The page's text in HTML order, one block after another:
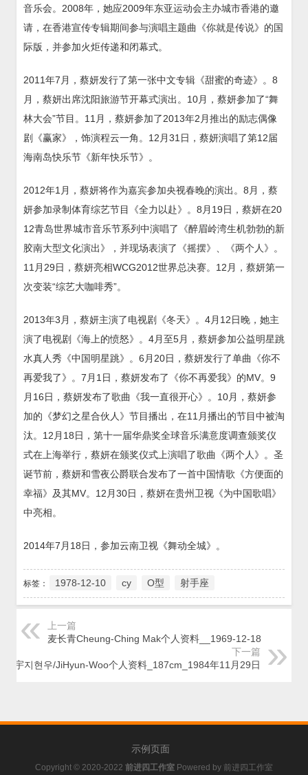
音乐会。2008年，她应2009年东亚运动会主办城市香港的邀
请，在香港宣传专辑期间参与演唱主题曲《你就是传说》的国
际版，并参加火炬传递和闭幕式。
2011年7月，蔡妍发行了第一张中文专辑《甜蜜的奇迹》。8
月，蔡妍出席沈阳旅游节开幕式演出。10月，蔡妍参加了“舞
林大会”节目。11月，蔡妍参加了2013年2月推出的励志偶像
剧《赢家》，饰演程云一角。12月31日，蔡妍演唱了第12届
海南岛快乐节《新年快乐节》。
2012年1月，蔡妍将作为嘉宾参加央视春晚的演出。8月，蔡
妍参加录制体育综艺节目《全力以赴》。8月19日，蔡妍在20
12青岛世界城市音乐节系列中演唱了《醉眉岭湾生机勃勃的新
胶南大型文化演出》，并现场表演了《摇摆》、《两个人》。
11月29日，蔡妍亮相WCG2012世界总决赛。12月，蔡妍第一
次变装“综艺大咖啡秀”。
2013年3月，蔡妍主演了电视剧《冬天》。4月12日晚，她主
演了电视剧《海上的愤怒》。4月至5月，蔡妍参加公益明星跳
水真人秀《中国明星跳》。6月20日，蔡妍发行了单曲《你不
再爱我了》。7月1日，蔡妍发布了《你不再爱我》的MV。9
月16日，蔡妍发布了歌曲《我一直很开心》。10月，蔡妍参
加的《梦幻之星合伙人》节目播出，在11月播出的节目中被淘
汰。12月18日，第十一届华鼎奖全球音乐满意度调查颁奖仪
式在上海举行，蔡妍在颁奖仪式上演唱了歌曲《两个人》。圣
诞节前，蔡妍和雪夜公爵联合发布了一首中国情歌《方便面的
幸福》及其MV。12月30日，蔡妍在贵州卫视《为中国歌唱》
中亮相。
2014年7月18日，参加云南卫视《舞动全城》。
标签： 1978-12-10 cy O型 射手座
上一篇
麦长青Cheung-Ching Mak个人资料__1969-12-18
下一篇
贤宇지현우/JiHyun-Woo个人资料_187cm_1984年11月29日
示例页面
Copyright © 2020-2022 前进四工作室 Powered by 前进四工作室